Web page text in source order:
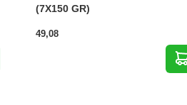
(7X150 GR)
49,08